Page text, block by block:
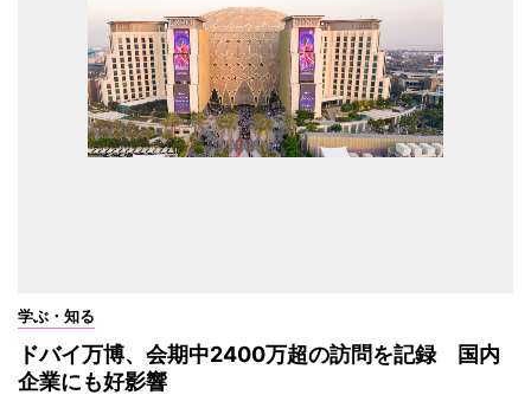
学ぶ・知る
ドバイ万博、会期中2400万超の訪問を記録 国内
企業にも好影響